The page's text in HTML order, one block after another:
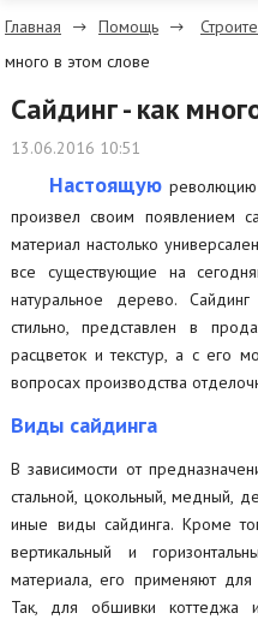
Главная Помощь
много в этом слове
Сайдинг - как
13.06.2016 10:51
Настоящуюреволюцию
произвел своим появлением
материал настолько
все существующие на
натуральное дерево.
стильно, представлен в
расцветок и текстур, а с его
вопросах производства
Виды сайдинга
В зависимости от
стальной, цокольный, медный,
иные виды сайдинга. Кроме
вертикальный и
материала, его применяют
Так, для обшивки коттеджа